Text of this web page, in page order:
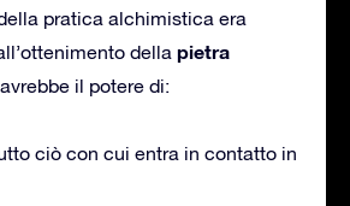
pratica alchimistica era
della pietra
il potere di:
ciò con cui entra in contatto in